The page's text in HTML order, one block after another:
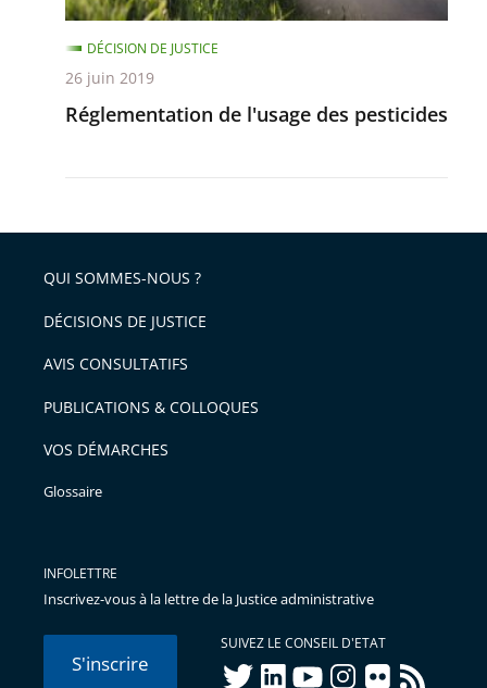
Réglementation de l'usage des pesticides
DÉCISION DE JUSTICE
26 juin 2019
QUI SOMMES-NOUS ?
DÉCISIONS DE JUSTICE
AVIS CONSULTATIFS
PUBLICATIONS & COLLOQUES
VOS DÉMARCHES
Glossaire
INFOLETTRE
Inscrivez-vous à la lettre de la Justice administrative
S'inscrire
SUIVEZ LE CONSEIL D'ETAT
twitterlinkedInyoutubeinstagram
flickr rss